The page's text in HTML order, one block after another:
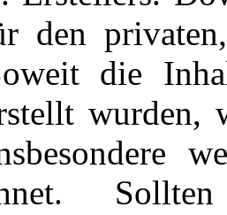
den
die
wurden,